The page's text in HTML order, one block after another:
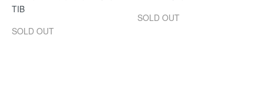
TIB
SOLD OUT
SOLD OUT